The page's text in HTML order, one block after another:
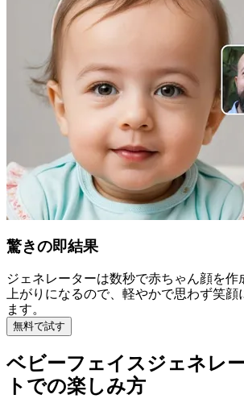
驚きの即結果
ジェネレーターは数秒で赤ちゃん顔を作
上がりになるので、軽やかで思わず笑
ます。
無料で試す
ベビーフェイスジェネレ
トでの楽しみ方